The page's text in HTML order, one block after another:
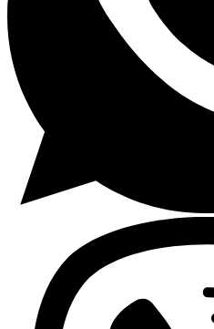
Lavaplatos y Accesorios